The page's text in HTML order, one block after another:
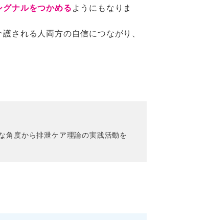
グナルをつかめる ようにもなりま
される人両方の自信につながり、
角度から排泄ケア理論の実践活動を